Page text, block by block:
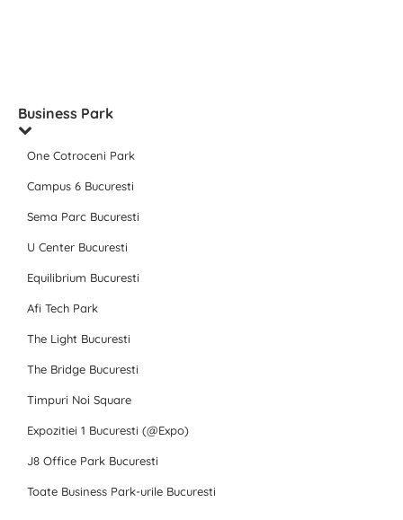
Business Park
One Cotroceni Park
Campus 6 Bucuresti
Sema Parc Bucuresti
U Center Bucuresti
Equilibrium Bucuresti
Afi Tech Park
The Light Bucuresti
The Bridge Bucuresti
Timpuri Noi Square
Expozitiei 1 Bucuresti (@Expo)
J8 Office Park Bucuresti
Toate Business Park-urile Bucuresti